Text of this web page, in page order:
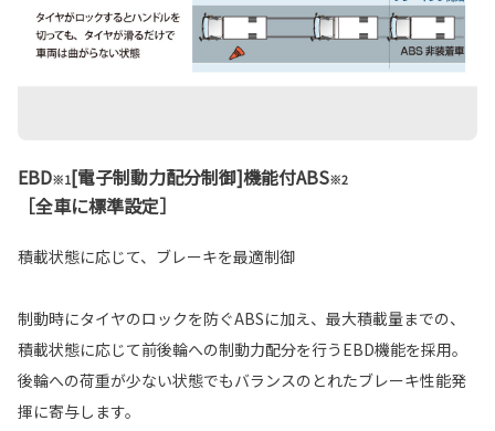
EBD※1[電子制動力配分制御]機能付ABS※2
［全車に標準設定］
積載状態に応じて、ブレーキを最適制御
制動時にタイヤのロックを防ぐABSに加え、最大積載量までの、
積載状態に応じて前後輪への制動力配分を行うEBD機能を採用。
後輪への荷重が少ない状態でもバランスのとれたブレーキ性能発
揮に寄与します。